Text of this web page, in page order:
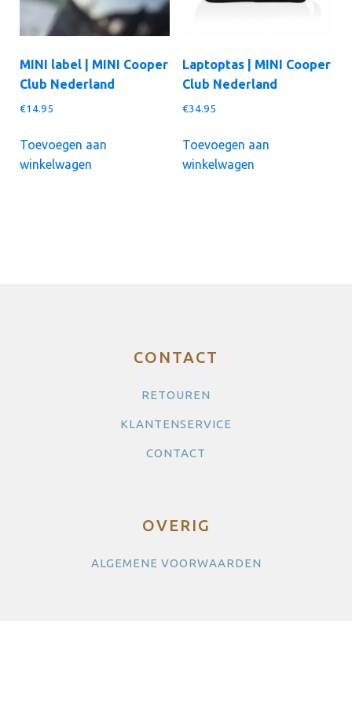
de
productpagina
MINI label | MINI Cooper
Club Nederland
€14.95
Toevoegen aan
winkelwagen
Laptoptas | MINI Cooper
Club Nederland
€34.95
Toevoegen aan
winkelwagen
CONTACT
RETOUREN
KLANTENSERVICE
CONTACT
OVERIG
ALGEMENE VOORWAARDEN